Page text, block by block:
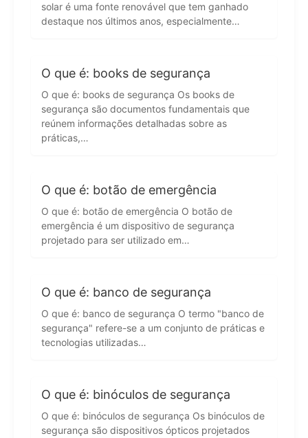
solar é uma fonte renovável que tem ganhado
destaque nos últimos anos, especialmente…
O que é: books de segurança
O que é: books de segurança Os books de
segurança são documentos fundamentais que
reúnem informações detalhadas sobre as
práticas,…
O que é: botão de emergência
O que é: botão de emergência O botão de
emergência é um dispositivo de segurança
projetado para ser utilizado em…
O que é: banco de segurança
O que é: banco de segurança O termo "banco de
segurança" refere-se a um conjunto de práticas e
tecnologias utilizadas…
O que é: binóculos de segurança
O que é: binóculos de segurança Os binóculos de
segurança são dispositivos ópticos projetados